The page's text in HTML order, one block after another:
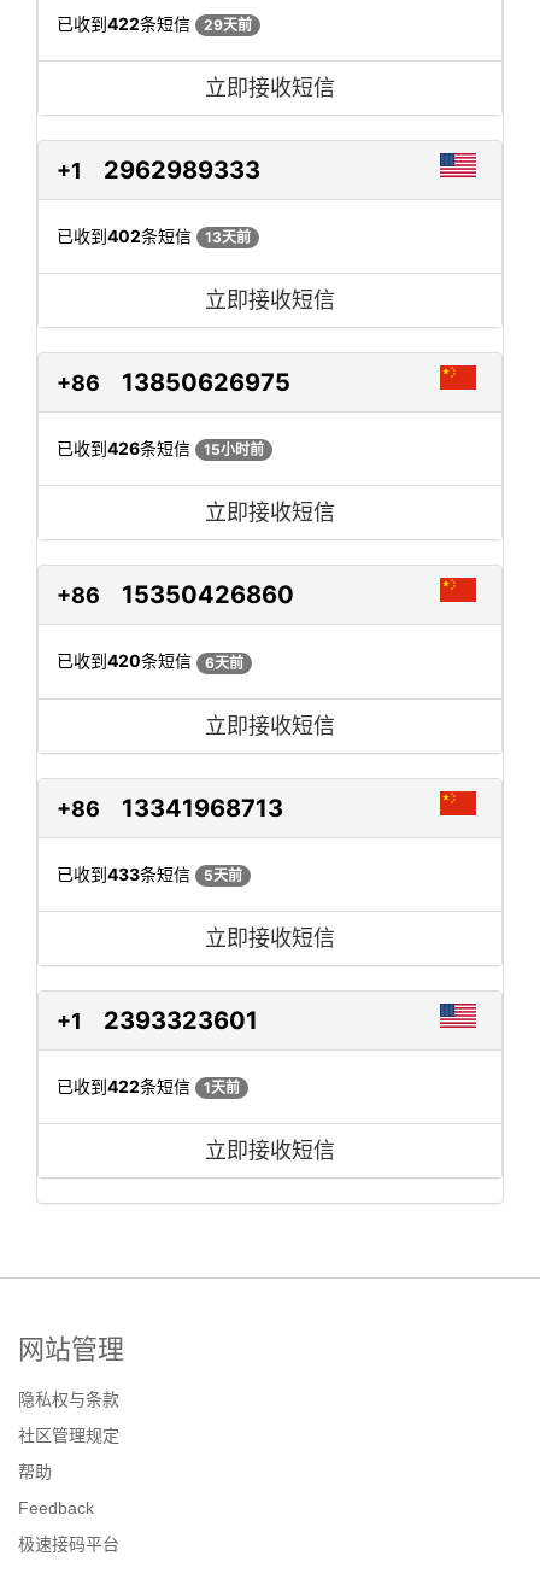
已收到422条短信 29天前
立即接收短信
+1 2962989333
已收到402条短信 13天前
立即接收短信
+86 13850626975
已收到426条短信 15小时前
立即接收短信
+86 15350426860
已收到420条短信 6天前
立即接收短信
+86 13341968713
已收到433条短信 5天前
立即接收短信
+1 2393323601
已收到422条短信 1天前
立即接收短信
网站管理
隐私权与条款
社区管理规定
帮助
Feedback
极速接码平台